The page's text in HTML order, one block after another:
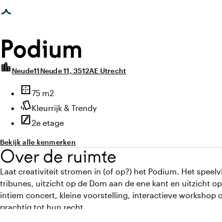
geladen
photo_library
Podium
location_city Neude11Neude 11, 3512AE Utrecht
Highlights
border_outer Oppervlakte
75 m2
styleSfeer en uitstraling
Kleurrijk & Trendy
stairsVerdieping
2e etage
Bekijk alle kenmerken
Over de ruimte
Laat creativiteit stromen in (of op?) het Podium. Het
tribunes, uitzicht op de Dom aan de ene kant en uitzicht
intiem concert, kleine voorstelling, interactieve workshop
prachtig tot hun recht.